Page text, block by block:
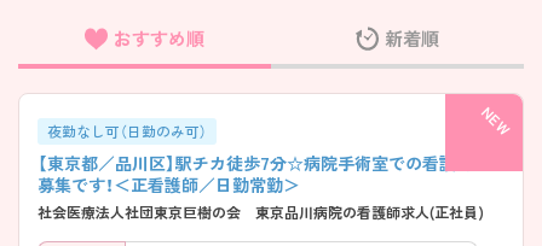
フリーワード検索
おすすめ順 新着順
夜勤なし可（日勤のみ可）
【東京都／品川区】駅チカ徒歩7分☆病院手術室での看護師の
募集です！＜正看護師／日勤常勤＞
社会医療法人社団東京巨樹の会 東京品川病院の看護師求人(正社員)